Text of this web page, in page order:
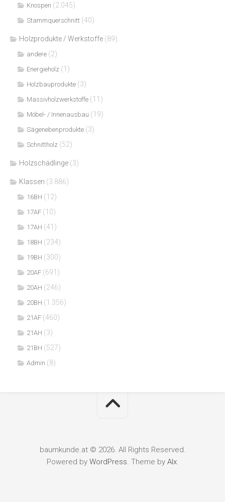
Knospen (2.045)
Stammquerschnitt (40)
Holzprodukte / Werkstoffe (89)
andere (2)
Energieholz (1)
Holzbauprodukte (3)
Massivholzwerkstoffe (11)
Möbel- / Innenausbau (19)
Sägenebenprodukte (3)
Schnittholz (52)
Holzschädlinge (3)
Klassen (3.886)
16BH (12)
17AF (10)
17AH (41)
18BH (234)
19BH (300)
20AF (691)
20AH (246)
20BH (1.356)
21AF (460)
21AH (3)
21BH (527)
Admin (8)
baumkunde.at © 2026. All Rights Reserved.
Powered by WordPress. Theme by Alx.